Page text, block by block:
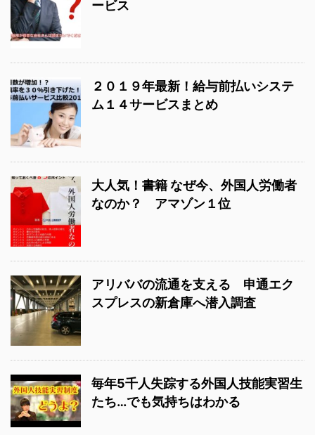
ービス
２０１９年最新！給与前払いシステ
ム１４サービスまとめ
大人気！書籍 なぜ今、外国人労働者
なのか？ アマゾン１位
アリババの流通を支える 申通エク
スプレスの新倉庫へ潜入調査
毎年5千人失踪する外国人技能実習生
たち…でも気持ちはわかる